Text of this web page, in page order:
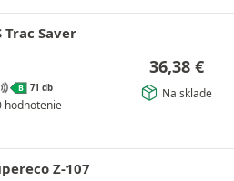
Trac Saver
B 71 db
hodnotenie
36,38 €
Na sklade
Z-107